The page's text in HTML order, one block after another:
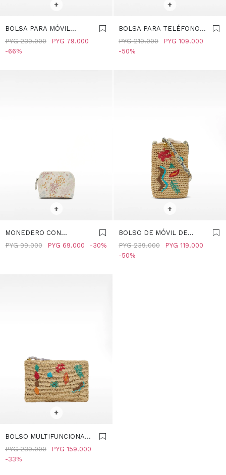
+
BOLSA PARA MÓVIL
MULTICOLOR EFECTO
RAFIA - MULTICOLOR
PYG 79.000
PYG 239.000
66
+
BOLSA PARA TELÉFONO
ESTAMPADO FLORAL -
MULTICOLOR
PYG 109.000
PYG 219.000
50
+
MONEDERO CON
ESTAMPADO FLORAL -
PYG 69.000
PYG 99.000 30
+
BOLSO DE MÓVIL DE
RAFIA - MULTICOLOR
PYG 119.000
PYG 239.000
50
+
BOLSO MULTIFUNCIONAL
DE RAFIA L - MULTICOLOR
PYG 159.000
PYG 239.000
33